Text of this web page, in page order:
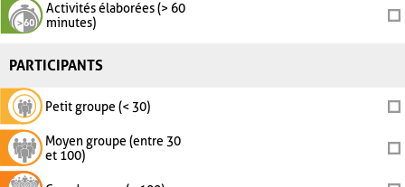
Activités élaborées (> 60
minutes)
PARTICIPANTS
Petit groupe (< 30)
Moyen groupe (entre 30
et 100)